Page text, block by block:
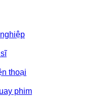
thoại
phim